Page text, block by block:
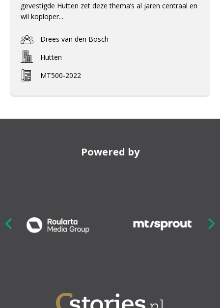
gevestigde Hutten zet deze thema’s al jaren centraal en
wil koploper...
Drees van den Bosch
Hutten
MT500-2022
Powered by